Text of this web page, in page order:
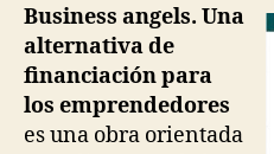
Business angels. Una
alternativa de
financiación para
los emprendedores
es una obra orientada